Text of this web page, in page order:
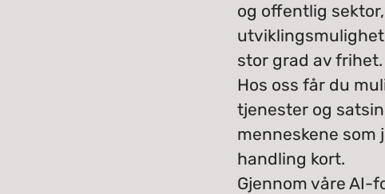
og offentlig
stor grad av frihet.
Hos oss får du
tjenester og
menneskene
handling kort.
Gjennom våre AI-